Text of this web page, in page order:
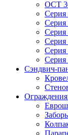
ОСТ
Серия
Серия
Серия
Серия
Серия
Серия
Сэндвич-
Ограждения